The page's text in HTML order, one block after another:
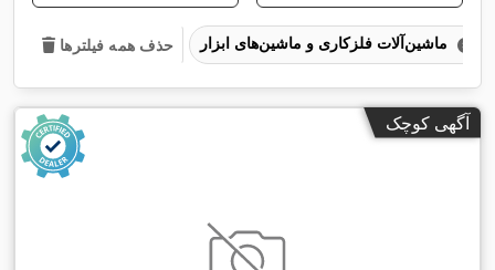
حذف همه فیلترها
آگهی کوچک